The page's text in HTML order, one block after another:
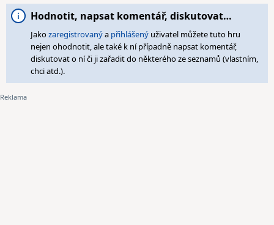
Hodnotit, napsat komentář, diskutovat…
Jakozaregistrovanýa přihlášený uživatel můžete tuto hru
nejen ohodnotit, ale také k ní případně napsat komentář,
diskutovat o ní či ji zařadit do některého ze seznamů (vlastním,
chci atd.).